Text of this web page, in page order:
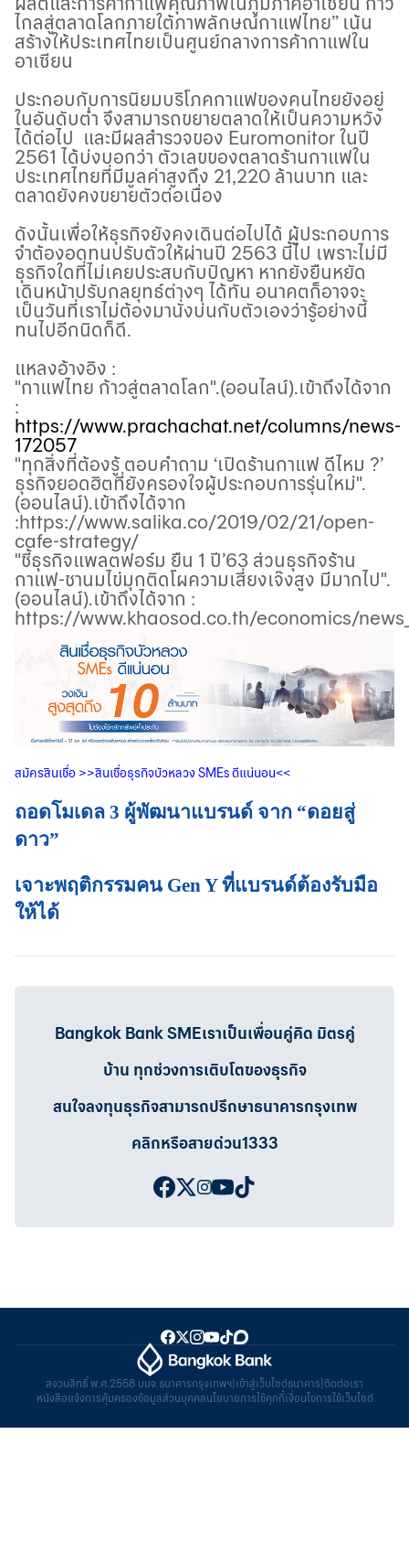
ไกลสู่ตลาดโลกภายใต้ภาพลักษณ์กาแฟไทย” เน้น
สร้างให้ประเทศไทยเป็นศูนย์กลางการค้ากาแฟใน
อาเซียน
ประกอบกับการนิยมบริโภคกาแฟของคนไทยยังอยู่
ในอันดับต่ำ จึงสามารถขยายตลาดให้เป็นความหวัง
ได้ต่อไป และมีผลสำรวจของ Euromonitor ในปี
2561 ได้บ่งบอกว่า ตัวเลขของตลาดร้านกาแฟใน
ประเทศไทยที่มีมูลค่าสูงถึง 21,220 ล้านบาท และ
ตลาดยังคงขยายตัวต่อเนื่อง
ดังนั้นเพื่อให้ธุรกิจยังคงเดินต่อไปได้ ผู้ประกอบการ
จำต้องอดทนปรับตัวให้ผ่านปี 2563 นี้ไป เพราะไม่มี
ธุรกิจใดที่ไม่เคยประสบกับปัญหา หากยังยืนหยัด
เดินหน้าปรับกลยุทธ์ต่างๆ ได้ทัน อนาคตก็อาจจะ
เป็นวันที่เราไม่ต้องมานั่งบ่นกับตัวเองว่ารู้อย่างนี้
ทนไปอีกนิดก็ดี.
แหลงอ้างอิง :
"กาแฟไทย ก้าวสู่ตลาดโลก".(ออนไลน์).เข้าถึงได้จาก
:
https://www.prachachat.net/columns/news-
172057
"ทุกสิ่งที่ต้องรู้ ตอบคำถาม ‘เปิดร้านกาแฟ ดีไหม ?’
ธุรกิจยอดฮิตที่ยังครองใจผู้ประกอบการรุ่นใหม่".
(ออนไลน์).เข้าถึงได้จาก
:https://www.salika.co/2019/02/21/open-
cafe-strategy/
"ชี้ธุรกิจแพลตฟอร์ม ยืน 1 ปี’63 ส่วนธุรกิจร้าน
กาแฟ-ชานมไข่มุกติดโผความเสี่ยงเจ๊งสูง มีมากไป".
(ออนไลน์).เข้าถึงได้จาก :
https://www.khaosod.co.th/economics/
สมัครสินเชื่อ >>สินเชื่อธุรกิจบัวหลวงSMEsดีแน่นอน<<
ถอดโมเดล 3 ผู้พัฒนาแบรนด์ จาก “ดอยสู่
ดาว”
เจาะพฤติกรรมคน Gen Y ที่แบรนด์ต้องรับมือ
ให้ได้
Bangkok Bank SMEเราเป็นเพื่อนคู่คิด มิตรคู่
บ้าน ทุกช่วงการเติบโตของธุรกิจ
สนใจลงทุนธุรกิจสามารถปรึกษาธนาคารกรุงเทพ
คลิกหรือสายด่วน1333
สงวนสิทธิ์ พ.ศ.2558 บมจ.ธนาคารกรุงเทพฯ เข้าสู่เว็บไซต์ธนาคาร ติดต่อเรา
หนังสือแจ้งการคุ้มครองข้อมูลส่วนบุคคลนโยบายการใช้คุกกี้เงื่อนไขการใช้เว็บไซต์